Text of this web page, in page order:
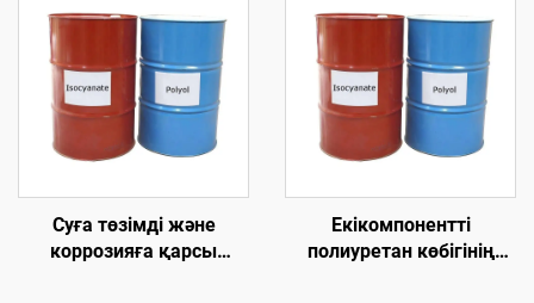
жабыны машинасы
Суға төзімді және
коррозияға қарсы
Екікомпонентті
полиуретан көбігінің